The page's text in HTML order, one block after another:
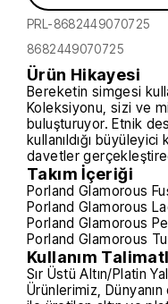
PRL-8682449070725
8682449070725
Ürün Hikayesi
Bereketin simgesi
Koleksiyonu, sizi ve
buluşturuyor. Etnik
kullanıldığı
davetler
Takım İçeriği
Porland Glamorous
Porland Glamorous
Porland Glamorous
Porland Glamorous
Kullanım
Sır Üstü Altın/Platin
Ürünlerimiz,